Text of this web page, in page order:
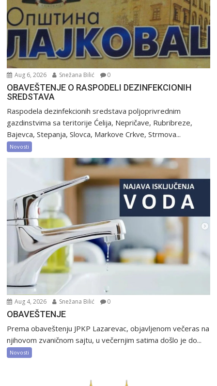
Aug 6, 2026 Snežana Bilić 0
OBAVEŠTENJE O RASPODELI DEZINFEKCIONIH
SREDSTAVA
Raspodela dezinfekcionih sredstava poljoprivrednim
gazdinstvima sa teritorije Ćelija, Nepričave, Rubribreze,
Bajevca, Stepanja, Slovca, Markove Crkve, Strmova...
Novosti
Aug 4, 2026 Snežana Bilić 0
OBAVEŠTENJE
Prema obaveštenju JPKP Lazarevac, objavljenom večeras na
njihovom zvaničnom sajtu, u večernjim satima došlo je do...
Novosti